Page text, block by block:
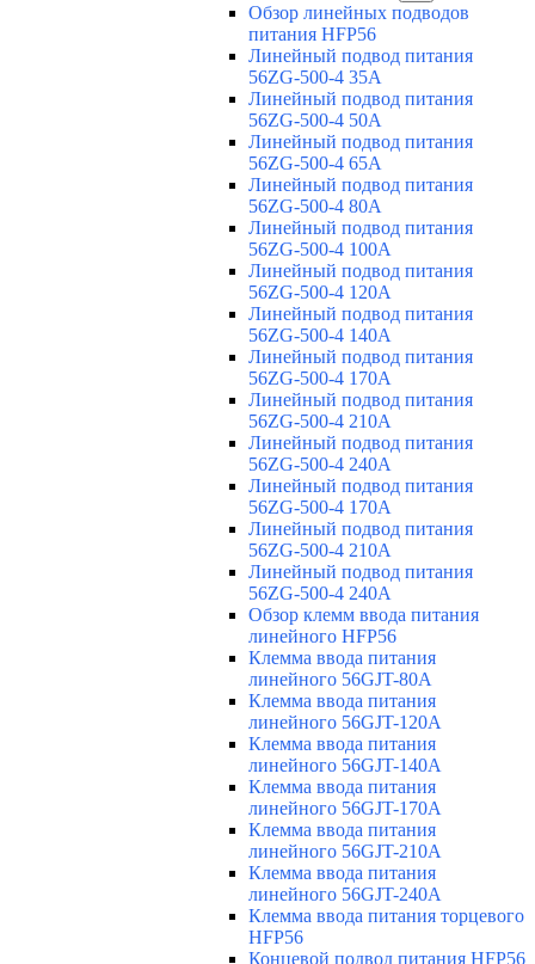
Обзор линейных подводов
питания HFP56
Линейный подвод питания
56ZG-500-4 35A
Линейный подвод питания
56ZG-500-4 50A
Линейный подвод питания
56ZG-500-4 65A
Линейный подвод питания
56ZG-500-4 80A
Линейный подвод питания
56ZG-500-4 100A
Линейный подвод питания
56ZG-500-4 120A
Линейный подвод питания
56ZG-500-4 140A
Линейный подвод питания
56ZG-500-4 170A
Линейный подвод питания
56ZG-500-4 210A
Линейный подвод питания
56ZG-500-4 240A
Линейный подвод питания
56ZG-500-4 170A
Линейный подвод питания
56ZG-500-4 210A
Линейный подвод питания
56ZG-500-4 240A
Обзор клемм ввода питания
линейного HFP56
Клемма ввода питания
линейного 56GJT-80A
Клемма ввода питания
линейного 56GJT-120A
Клемма ввода питания
линейного 56GJT-140A
Клемма ввода питания
линейного 56GJT-170A
Клемма ввода питания
линейного 56GJT-210A
Клемма ввода питания
линейного 56GJT-240A
Клемма ввода питания торцевого
HFP56
Концевой подвод питания HFP56